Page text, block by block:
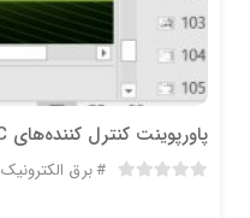
پاورپوینت کنترل کننده‌های PLC
برق الکترونیک